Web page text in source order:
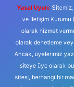
Yasal Uyarı:
ve İletişim Kurumu
olarak hizmet
olarak denetleme
Ancak, üyelerimiz
siteye üye olarak
sitesi, herhangi bir